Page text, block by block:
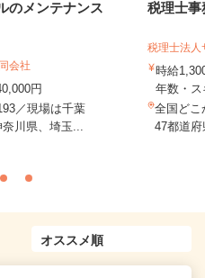
のメンテナンス
会社
円
／現場は千葉
川県、埼玉...
税理士事
税理士法人
時給
年数・
全国どこ
47都道